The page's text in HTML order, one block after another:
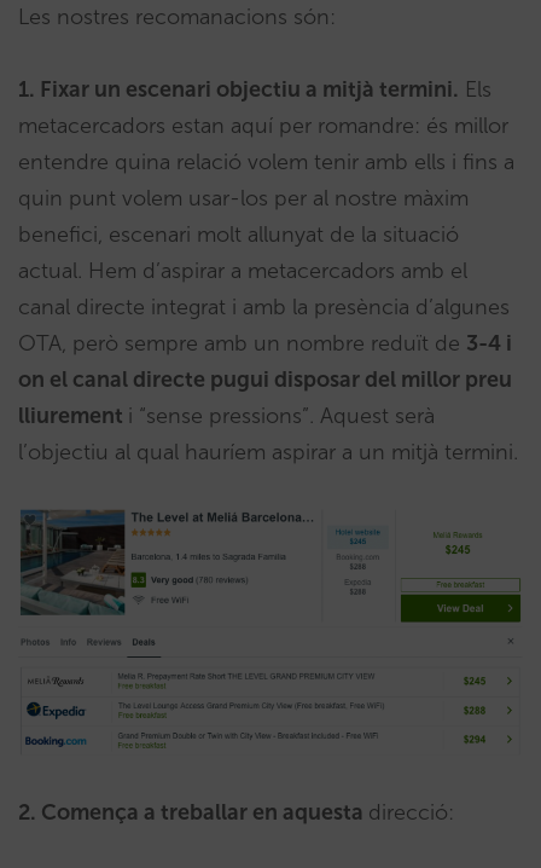
Les nostres recomanacions són:
1. Fixar un escenari objectiu a mitjà termini. Els
metacercadors estan aquí per romandre: és millor
entendre quina relació volem tenir amb ells i fins a
quin punt volem usar-los per al nostre màxim
benefici, escenari molt allunyat de la situació
actual. Hem d’aspirar a metacercadors amb el
canal directe integrat i amb la presència d’algunes
OTA, però sempre amb un nombre reduït de 3-4 i
on el canal directe pugui disposar del millor preu
lliurement i “sense pressions”. Aquest serà
l’objectiu al qual hauríem aspirar a un mitjà termini.
2. Comença a treballar en aquesta direcció: